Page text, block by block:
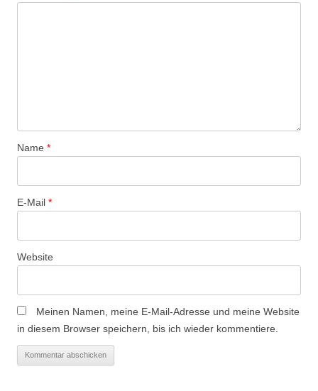
Name *
E-Mail *
Website
Meinen Namen, meine E-Mail-Adresse und meine Website
in diesem Browser speichern, bis ich wieder kommentiere.